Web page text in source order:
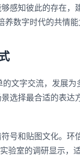
感知彼此的存在，
数字时代的共情能
文字交流，发展
选择最合适的表
号和贴图文化。环
验室的调研显示，